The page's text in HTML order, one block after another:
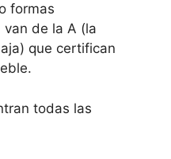
formas
de la A (la
que certifican
todas las